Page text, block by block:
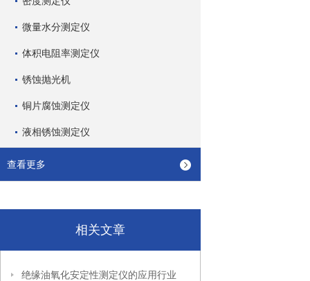
微量水分测定仪
体积电阻率测定仪
锈蚀抛光机
铜片腐蚀测定仪
液相锈蚀测定仪
查看更多
相关文章
绝缘油氧化安定性测定仪的应用行业